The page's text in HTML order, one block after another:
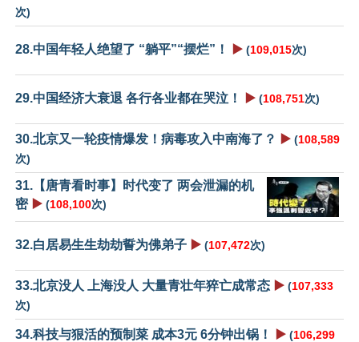
次)
28.中国年轻人绝望了 “躺平”“摆烂”！ ▶️ (109,015次)
29.中国经济大衰退 各行各业都在哭泣！ ▶️ (108,751次)
30.北京又一轮疫情爆发！病毒攻入中南海了？ ▶️ (108,589
次)
31.【唐青看时事】时代变了 两会泄漏的机
密 ▶️ (108,100次)
32.白居易生生劫劫誓为佛弟子 ▶️ (107,472次)
33.北京没人 上海没人 大量青壮年猝亡成常态 ▶️ (107,333
次)
34.科技与狠活的预制菜 成本3元 6分钟出锅！ ▶️ (106,299